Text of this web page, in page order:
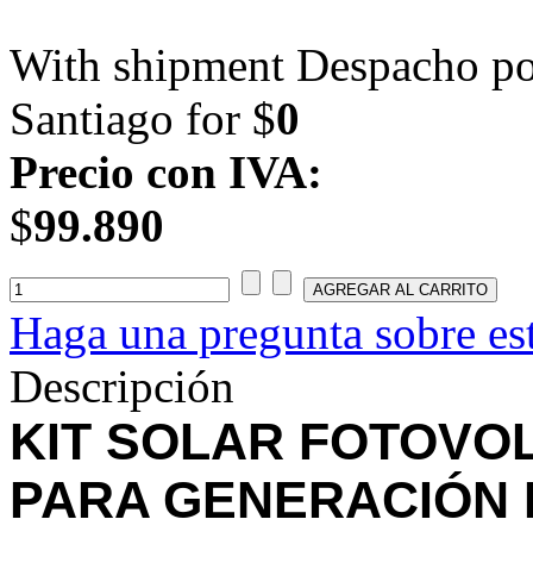
With shipment Despacho
Santiago for $0
Precio con IVA:
$99.890
Haga una pregunta sobre
Descripción
KIT SOLAR
PARA